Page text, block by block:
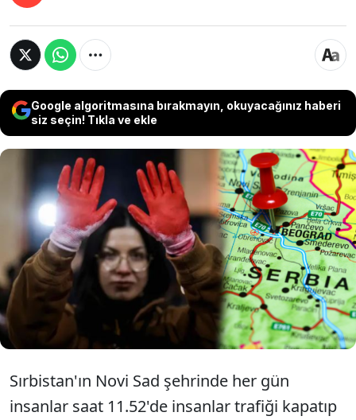
Google algoritmasına bırakmayın, okuyacağınız haberi
siz seçin! Tıkla ve ekle
Sırbistan'da her gün saat 11.52'de 15
dakika boyunca araçlar ve insanlar
susuyor. Novi Sad şehrinde yaşanan bu
olayın bir nedeni var...
Sırbistan'ın Novi Sad şehrinde her gün
insanlar saat 11.52'de insanlar trafiği kapatıp